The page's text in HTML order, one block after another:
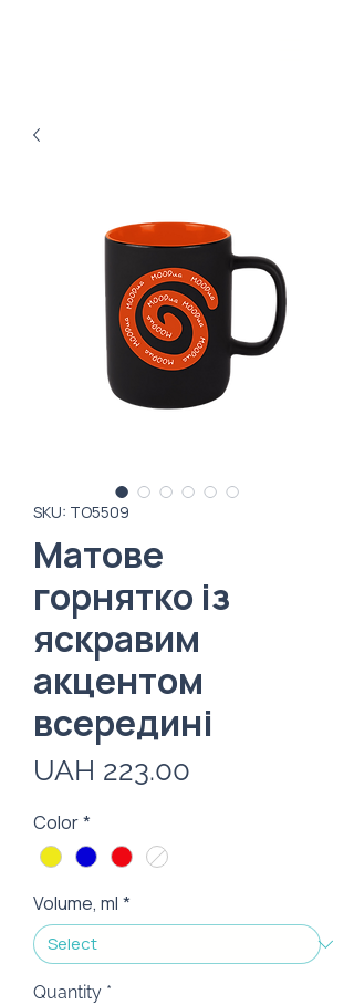
SKU: TO5509
Матове
горнятко із
яскравим
акцентом
всередині
UAH 223.00
Color*
Volume, ml *
Quantity *